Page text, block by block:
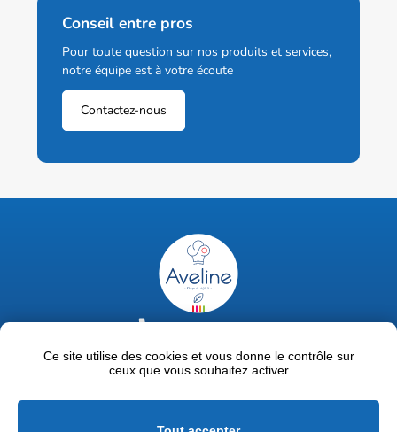
Conseil entre pros
Pour toute question sur nos produits et services,
notre équipe est à votre écoute
Contactez-nous
02 47 63 18 92
contact@avelinepro.fr
Ce site utilise des cookies et vous donne le contrôle sur
ceux que vous souhaitez activer